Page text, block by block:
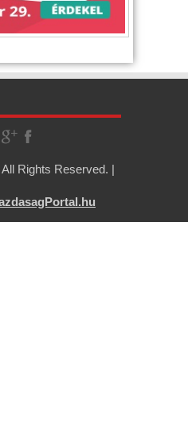
Rights Reserved. |